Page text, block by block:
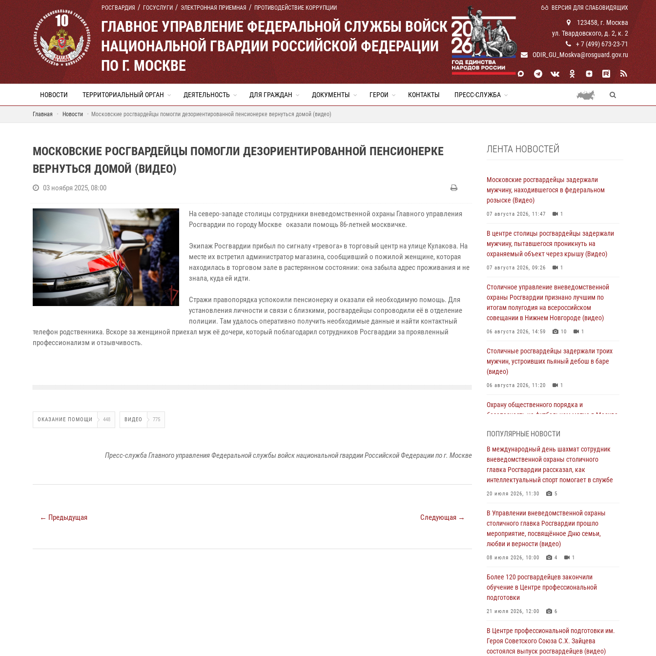
РОСГВАРДИЯ ГОСУСЛУГИ ЭЛЕКТРОННАЯ ПРИЕМНАЯ ПРОТИВОДЕЙСТВИЕ КОРРУПЦИИ ВЕРСИЯ ДЛЯ СЛАБОВИДЯЩИХ
ГЛАВНОЕ УПРАВЛЕНИЕ ФЕДЕРАЛЬНОЙ СЛУЖБЫ ВОЙСК
НАЦИОНАЛЬНОЙ ГВАРДИИ РОССИЙСКОЙ ФЕДЕРАЦИИ
ПО Г. МОСКВЕ
123458, г. Москва
ул. Твардовского, д. 2, к. 2
+ 7 (499) 673-23-71
ODIR_GU_Moskva@rosguard.gov.ru
НОВОСТИ ТЕРРИТОРИАЛЬНЫЙ ОРГАН ДЕЯТЕЛЬНОСТЬ ДЛЯ ГРАЖДАН ДОКУМЕНТЫ ГЕРОИ КОНТАКТЫ ПРЕСС-СЛУЖБА
Главная Новости Московские росгвардейцы помогли дезориентированной пенсионерке вернуться домой (видео)
МОСКОВСКИЕ РОСГВАРДЕЙЦЫ ПОМОГЛИ ДЕЗОРИЕНТИРОВАННОЙ ПЕНСИОНЕРКЕ
ВЕРНУТЬСЯ ДОМОЙ (ВИДЕО)
03 ноября 2025, 08:00
На северо-западе столицы сотрудники вневедомственной охраны Главного управления
Росгвардии по городу Москве оказали помощь 86-летней москвичке.
Экипаж Росгвардии прибыл по сигналу «тревога» в торговый центр на улице Кулакова. На
месте их встретил администратор магазина, сообщивший о пожилой женщине, которая
находилась в торговом зале в растерянном состоянии: она забыла адрес проживания и не
знала, куда ей идти.
Стражи правопорядка успокоили пенсионерку и оказали ей необходимую помощь. Для
установления личности и связи с близкими, росгвардейцы сопроводили её в отделение
полиции. Там удалось оперативно получить необходимые данные и найти контактный
телефон родственника. Вскоре за женщиной приехал муж её дочери, который поблагодарил сотрудников Росгвардии за проявленный
профессионализм и отзывчивость.
ОКАЗАНИЕ ПОМОЩИ 448 ВИДЕО 775
Пресс-служба Главного управления Федеральной службы войск национальной гвардии Российской Федерации по г. Москве
← Предыдущая Следующая →
ЛЕНТА НОВОСТЕЙ
Московские росгвардейцы задержали
мужчину, находившегося в федеральном
розыске (Видео)
07 августа 2026, 11:47 1
В центре столицы росгвардейцы задержали
мужчину, пытавшегося проникнуть на
охраняемый объект через крышу (Видео)
07 августа 2026, 09:26 1
Столичное управление вневедомственной
охраны Росгвардии признано лучшим по
итогам полугодия на всероссийском
совещании в Нижнем Новгороде (видео)
06 августа 2026, 14:59 10 1
Столичные росгвардейцы задержали троих
мужчин, устроивших пьяный дебош в баре
(видео)
06 августа 2026, 11:20 1
Охрану общественного порядка и
безопасность на футбольном матче в Москве
Столичные росгвардейцы задержали
мужчину, устроившего дебош в букмекерской
конторе (Видео)
05 августа 2026, 12:39
Московские росгвардейцы обеспечили
безопасность проведения футбольного матча
Кубка России (Видео)
05 августа 2026, 12:35 1
ознакомилась с передовыми методами
работы Росгвардии в Москве (видео)
04 августа 2026, 18:16
чемпионат по самбо и боевому самбо.
(видео)
04 августа 2026, 14:00 7 1
ПОПУЛЯРНЫЕ НОВОСТИ
В международный день шахмат сотрудник
вневедомственной охраны столичного
главка Росгвардии рассказал, как
интеллектуальный спорт помогает в службе
20 июля 2026, 11:30 5
В Управлении вневедомственной охраны
столичного главка Росгвардии прошло
мероприятие, посвящённое Дню семьи,
любви и верности (видео)
08 июля 2026, 10:00 4 1
Более 120 росгвардейцев закончили
обучение в Центре профессиональной
подготовки
21 июля 2026, 12:00 6
В Центре профессиональной подготовки им.
Героя Советского Союза С.Х. Зайцева
состоялся выпуск росгвардейцев (видео)